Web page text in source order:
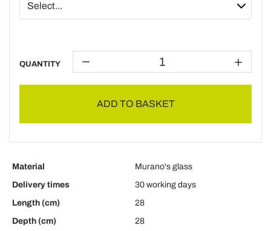
QUANTITY
ADD TO BASKET
Material
Murano's glass
Delivery times
30 working days
Length (cm)
28
Depth (cm)
28